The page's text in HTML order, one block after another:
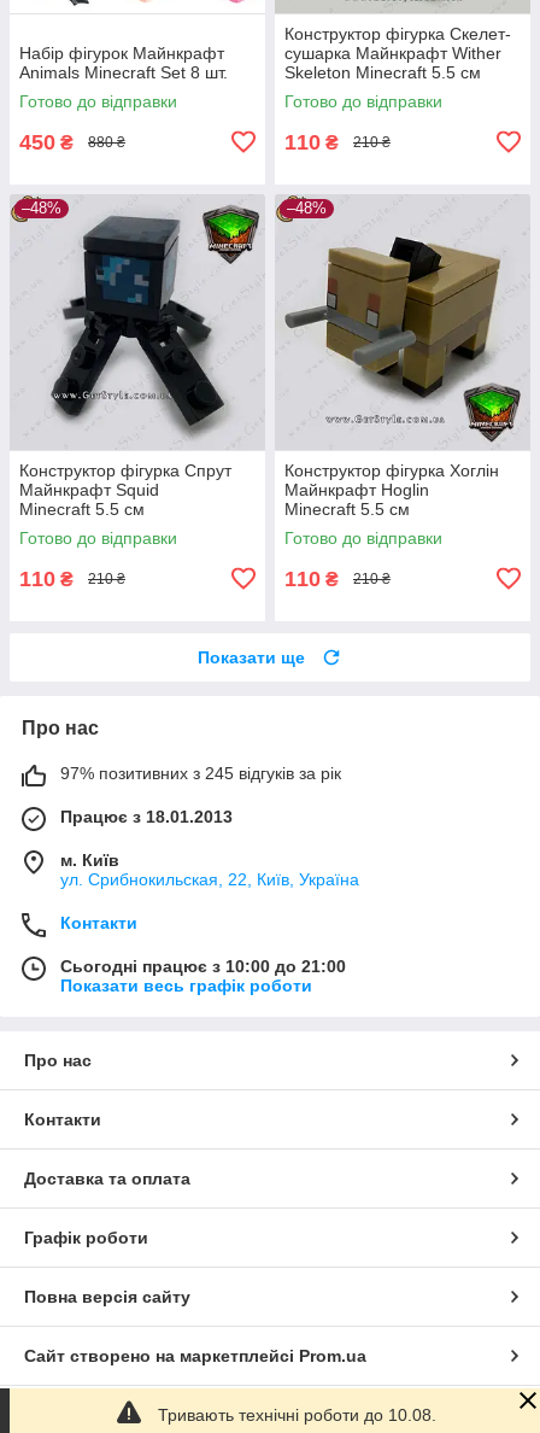
Набір фігурок Майнкрафт
Animals Minecraft Set 8 шт.
Готово до відправки
450 ₴ 880 ₴
Конструктор фігурка Скелет-
сушарка Майнкрафт Wither
Skeleton Minecraft 5.5 см
Готово до відправки
110 ₴ 210 ₴
–48%
Конструктор фігурка Спрут
Майнкрафт Squid
Minecraft 5.5 см
Готово до відправки
110 ₴ 210 ₴
–48%
Конструктор фігурка Хоглін
Майнкрафт Hoglin
Minecraft 5.5 см
Готово до відправки
110 ₴ 210 ₴
Показати ще
Про нас
97% позитивних з 245 відгуків за рік
Працює з 18.01.2013
м. Київ
ул. Срибнокильская, 22, Київ, Україна
Контакти
Сьогодні працює з 10:00 до 21:00
Показати весь графік роботи
Про нас
Контакти
Доставка та оплата
Графік роботи
Повна версія сайту
Сайт створено на маркетплейсі Prom.ua
Політика конфіденційностіТривають технічні роботи до 10.08.